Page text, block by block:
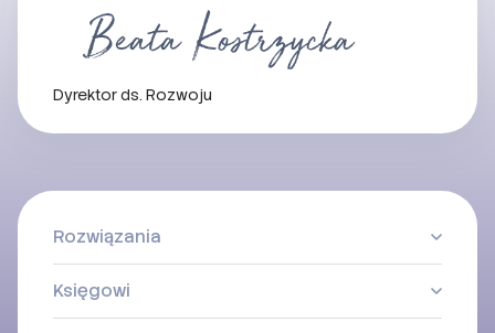
Dyrektor ds. Rozwoju
Rozwiązania
Księgowi